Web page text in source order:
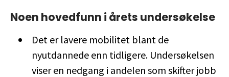
Noen hovedfunn i årets undersøkelse
Det er lavere mobilitet blant de
nyutdannede enn tidligere. Undersøkelsen
viser en nedgang i andelen som skifter jobb